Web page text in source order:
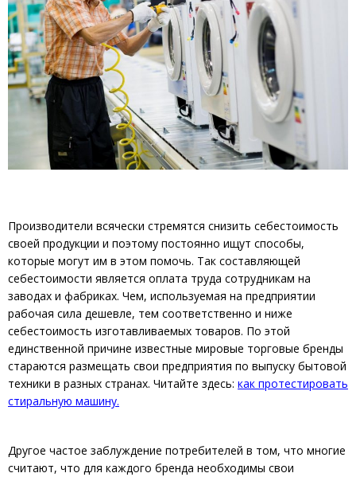
Производители всячески стремятся снизить себестоимость
своей продукции и поэтому постоянно ищут способы,
которые могут им в этом помочь. Так составляющей
себестоимости является оплата труда сотрудникам на
заводах и фабриках. Чем, используемая на предприятии
рабочая сила дешевле, тем соответственно и ниже
себестоимость изготавливаемых товаров. По этой
единственной причине известные мировые торговые бренды
стараются размещать свои предприятия по выпуску бытовой
техники в разных странах. Читайте здесь: как протестировать
стиральную машину.
Другое частое заблуждение потребителей в том, что многие
считают, что для каждого бренда необходимы свои